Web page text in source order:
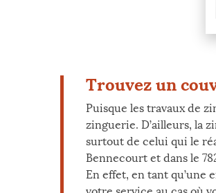
Trouvez un
Puisque les travaux de
zinguerie. D’ailleurs, la
surtout de celui qui le
Bennecourt et dans le
En effet, en tant qu’une